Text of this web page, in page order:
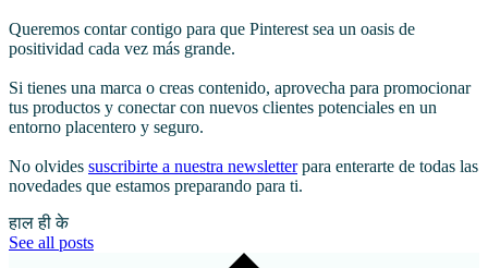
Queremos contar contigo para que Pinterest sea un oasis de
positividad cada vez más grande.
Si tienes una marca o creas contenido, aprovecha para promocionar
tus productos y conectar con nuevos clientes potenciales en un
entorno placentero y seguro.
No olvides suscribirte a nuestra newsletterpara enterarte de todas las
novedades que estamos preparando para ti.
हाल ही के
See all posts